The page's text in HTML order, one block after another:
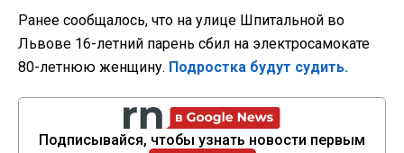
Ранее сообщалось, что на улице Шпитальной во
Львове 16-летний парень сбил на электросамокате
80-летнюю женщину. Подростка будут судить.
Подписывайся, чтобы узнать новости первым